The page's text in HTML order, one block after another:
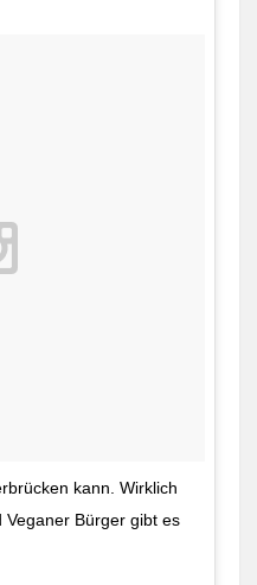
kann. Wirklich
Veganer Bürger gibt es